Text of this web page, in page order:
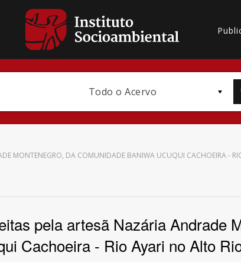
Todo o Acervo
Bioma / Bacia
MONTENEGRO, DA COMUNIDADE BANIWA UCUQUI CACHOEIRA -
pela artesã Nazária Andrade
Cachoeira - Rio Ayari no Alto